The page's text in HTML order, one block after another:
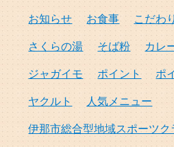
お知らせ
お食事 こだわり
さくらの湯
そば粉 カレ
ジャガイモ
ポイント
ポ
ヤクルト
人気メニュー
伊那市総合型地域スポーツク